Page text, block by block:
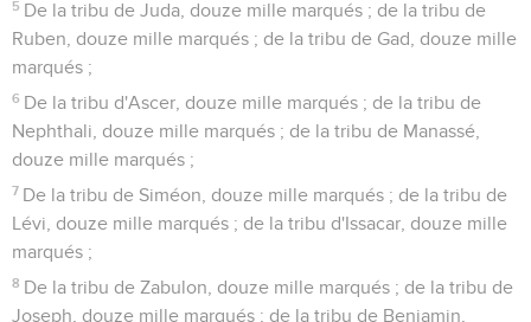
5 De la tribu de Juda, douze mille marqués ; de la tribu de
Ruben, douze mille marqués ; de la tribu de Gad, douze mille
marqués ;
6 De la tribu d'Ascer, douze mille marqués ; de la tribu de
Nephthali, douze mille marqués ; de la tribu de Manassé,
douze mille marqués ;
7 De la tribu de Siméon, douze mille marqués ; de la tribu de
Lévi, douze mille marqués ; de la tribu d'Issacar, douze mille
marqués ;
8 De la tribu de Zabulon, douze mille marqués ; de la tribu de
Joseph, douze mille marqués ; de la tribu de Benjamin,